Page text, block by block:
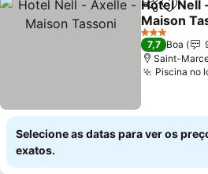
Partilhar
Hotel Nell
Maison
3 Estrelas
7,7 Boa
Saint-
Piscina no
Selecione as datas para ver os
exatos.